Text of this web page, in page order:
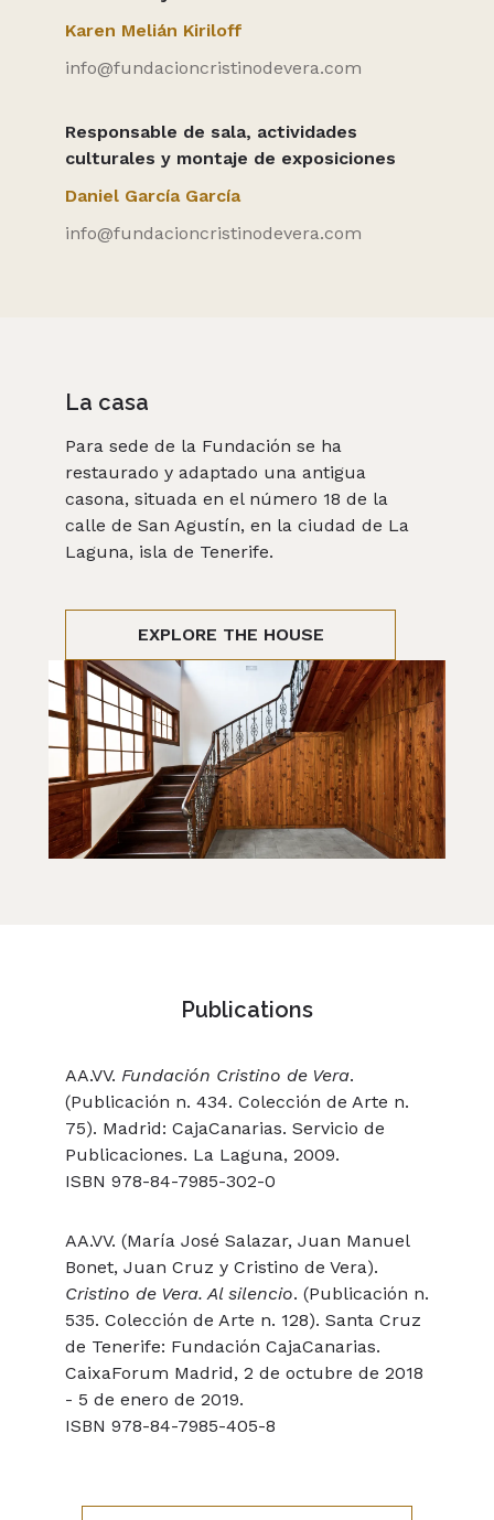
Karen Melián Kiriloff
info@fundacioncristinodevera.com
Responsable de sala, actividades
culturales y montaje de exposiciones
Daniel García García
info@fundacioncristinodevera.com
La casa
Para sede de la Fundación se ha
restaurado y adaptado una antigua
casona, situada en el número 18 de la
calle de San Agustín, en la ciudad de La
Laguna, isla de Tenerife.
EXPLORE THE HOUSE
Publications
AA.VV. Fundación Cristino de Vera.
(Publicación n. 434. Colección de Arte n.
75). Madrid: CajaCanarias. Servicio de
Publicaciones. La Laguna, 2009.
ISBN 978-84-7985-302-0
AA.VV. (María José Salazar, Juan Manuel
Bonet, Juan Cruz y Cristino de Vera).
Cristino de Vera. Al silencio. (Publicación n.
535. Colección de Arte n. 128). Santa Cruz
de Tenerife: Fundación CajaCanarias.
CaixaForum Madrid, 2 de octubre de 2018
- 5 de enero de 2019.
ISBN 978-84-7985-405-8